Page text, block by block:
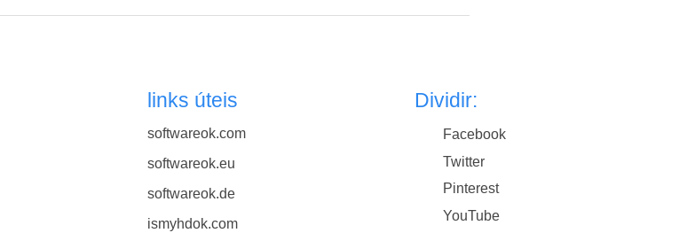
links úteis
softwareok.com
softwareok.eu
softwareok.de
ismyhdok.com
Dividir:
Facebook
Twitter
Pinterest
YouTube